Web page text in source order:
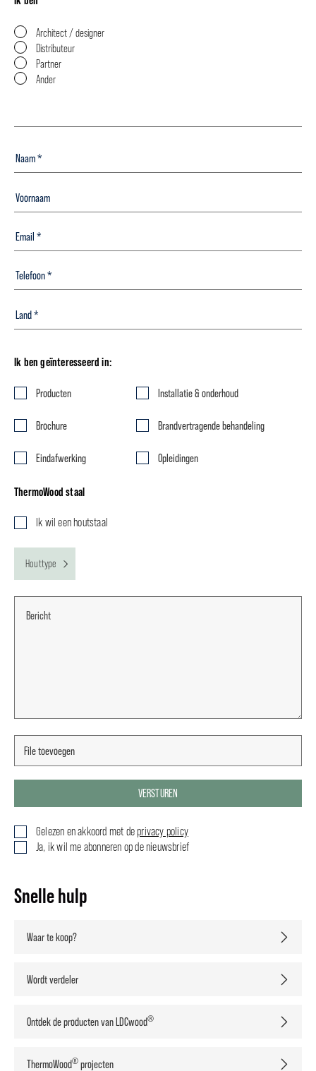
Architect / designer
Distributeur
Partner
Ander
Ik ben geïnteresseerd in:
Producten Installatie & onderhoud
Brochure Brandvertragende behandeling
Eindafwerking Opleidingen
ThermoWood staal
Ik wil een houtstaal
Houttype
VERSTUREN
Gelezen en akkoord met de privacy policy
Ja, ik wil me abonneren op de nieuwsbrief
Snelle hulp
Waar te koop?
Wordt verdeler
Ontdek de producten van LDCwood®
ThermoWood® projecten